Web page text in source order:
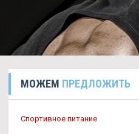
МОЖЕМ ПРЕДЛОЖИТЬ
Спортивное питание